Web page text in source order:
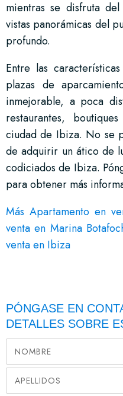
mientras se disfruta
vistas panorámicas del
profundo.
Entre las
plazas de
inmejorable, a poca
restaurantes,
ciudad de Ibiza. No se
de adquirir un ático de
codiciados de Ibiza.
para obtener más
Más Apartamento en
venta en Marina
venta en Ibiza
PÓNGASE EN
DETALLES SOBRE